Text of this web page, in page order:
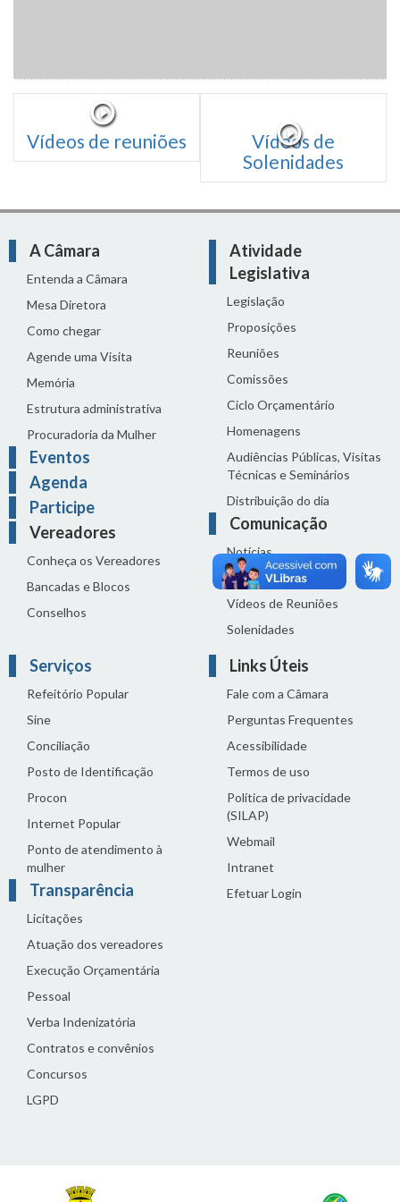
Vídeos de reuniões
Vídeos de
Solenidades
A Câmara
Entenda a Câmara
Mesa Diretora
Como chegar
Agende uma Visita
Memória
Estrutura administrativa
Procuradoria da Mulher
Eventos
Agenda
Participe
Vereadores
Conheça os Vereadores
Bancadas e Blocos
Conselhos
Atividade
Legislativa
Legislação
Proposições
Reuniões
Comissões
Ciclo Orçamentário
Homenagens
Audiências Públicas, Visitas
Técnicas e Seminários
Distribuição do dia
Comunicação
Notícias
Sala de Imprensa
Vídeos de Reuniões
Solenidades
Serviços
Refeitório Popular
Sine
Conciliação
Posto de Identificação
Procon
Internet Popular
Ponto de atendimento à
mulher
Transparência
Licitações
Atuação dos vereadores
Execução Orçamentária
Pessoal
Verba Indenizatória
Contratos e convênios
Concursos
LGPD
Links Úteis
Fale com a Câmara
Perguntas Frequentes
Acessibilidade
Termos de uso
Política de privacidade
(SILAP)
Webmail
Intranet
Efetuar Login